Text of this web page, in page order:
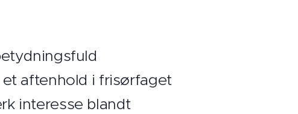
et aftenhold i frisørfaget
interesse blandt